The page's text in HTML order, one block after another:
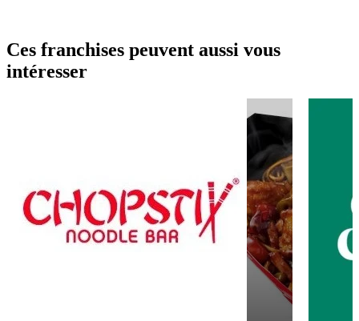
Ces franchises peuvent aussi vous
intéresser